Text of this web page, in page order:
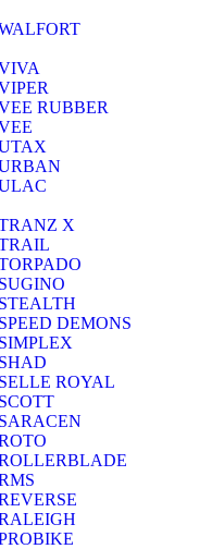
RUBBER
X
DEMONS
ROYAL